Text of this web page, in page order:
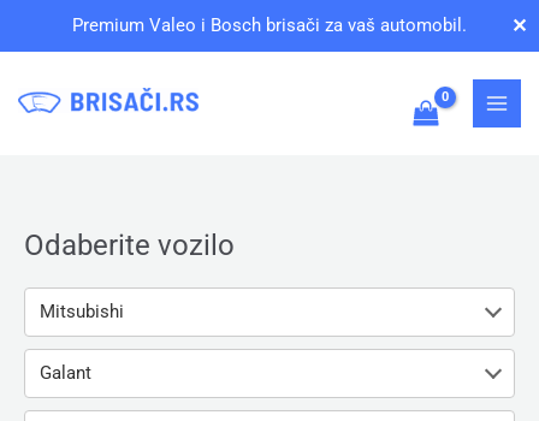
Premium Valeo i Bosch brisači za vaš automobil. ✕
Odaberite vozilo
Mitsubishi
Galant